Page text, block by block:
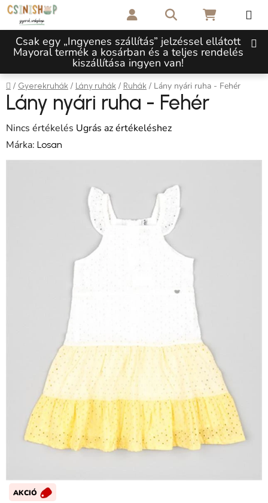
Ugrás a fő tartalomhoz
Csak egy „Ingyenes szállítás” jelzéssel ellátott
Mayoral termék a kosárban és a teljes rendelés
kiszállítása ingyen van!
KeresésKOSÁR
Kezdőlap
/ Gyerekruhák / Lány ruhák / Ruhák / Lány nyári ruha - Fehér
Lány nyári ruha - Fehér
A termék átlagos értékelése 5-ből 0,0 csillag.
Nincs értékelés Ugrás az értékeléshez
Márka: Losan
AKCIÓ